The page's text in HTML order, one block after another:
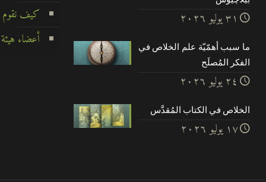
۳۱ يوليو ۲۰۲٦
ما سبب أهمّيّة علم الخلاص في
الفكر المُصلَح
۲٤ يوليو ۲۰۲٦
الخلاص في الكتاب المُقدَّس
۱۷ يوليو ۲۰۲٦
كيف نقوم
أعضاء